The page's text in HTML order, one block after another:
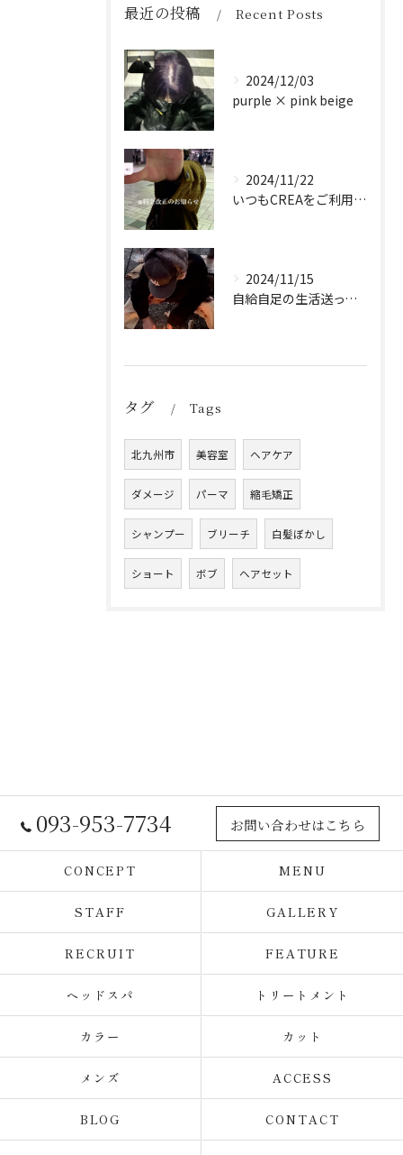
最近の投稿 Recent Posts
2024/12/03
purple × pink beige
2024/11/22
いつもCREAをご利用頂き誠に有難う御座います！
2024/11/15
自給自足の生活送ってます
タグ Tags
北九州市 美容室 ヘアケア
ダメージ パーマ 縮毛矯正
シャンプー ブリーチ 白髪ぼかし
ショート ボブ ヘアセット
093-953-7734 お問い合わせはこちら
CONCEPT MENU
STAFF GALLERY
RECRUIT FEATURE
ヘッドスパ トリートメント
カラー カット
メンズ ACCESS
BLOG CONTACT